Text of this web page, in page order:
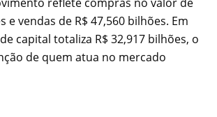
e vendas de R$ 47,560 bilhões. Em
capital totaliza R$ 32,917 bilhões, o
de quem atua no mercado